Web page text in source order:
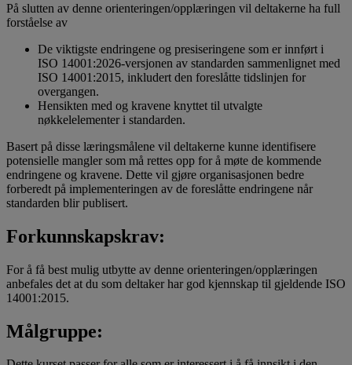
På slutten av denne orienteringen/opplæringen vil deltakerne ha full
forståelse av
De viktigste endringene og presiseringene som er innført i
ISO 14001:2026-versjonen av standarden sammenlignet med
ISO 14001:2015, inkludert den foreslåtte tidslinjen for
overgangen.
Hensikten med og kravene knyttet til utvalgte
nøkkelelementer i standarden.
Basert på disse læringsmålene vil deltakerne kunne identifisere
potensielle mangler som må rettes opp for å møte de kommende
endringene og kravene. Dette vil gjøre organisasjonen bedre
forberedt på implementeringen av de foreslåtte endringene når
standarden blir publisert.
Forkunnskapskrav:
For å få best mulig utbytte av denne orienteringen/opplæringen
anbefales det at du som deltaker har god kjennskap til gjeldende ISO
14001:2015.
Målgruppe: